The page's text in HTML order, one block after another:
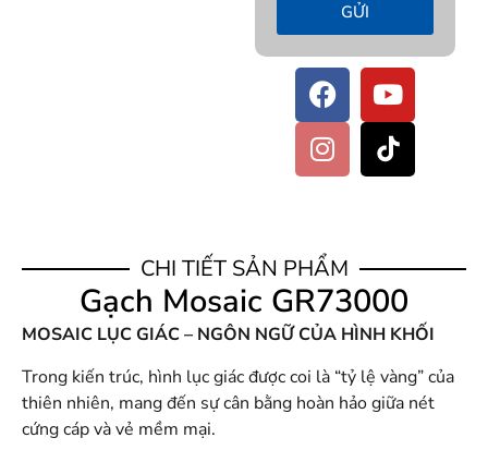
GỬI
CHI TIẾT SẢN PHẨM
Gạch Mosaic GR73000
MOSAIC LỤC GIÁC – NGÔN NGỮ CỦA HÌNH KHỐI
Trong kiến trúc, hình lục giác được coi là “tỷ lệ vàng” của
thiên nhiên, mang đến sự cân bằng hoàn hảo giữa nét
cứng cáp và vẻ mềm mại.